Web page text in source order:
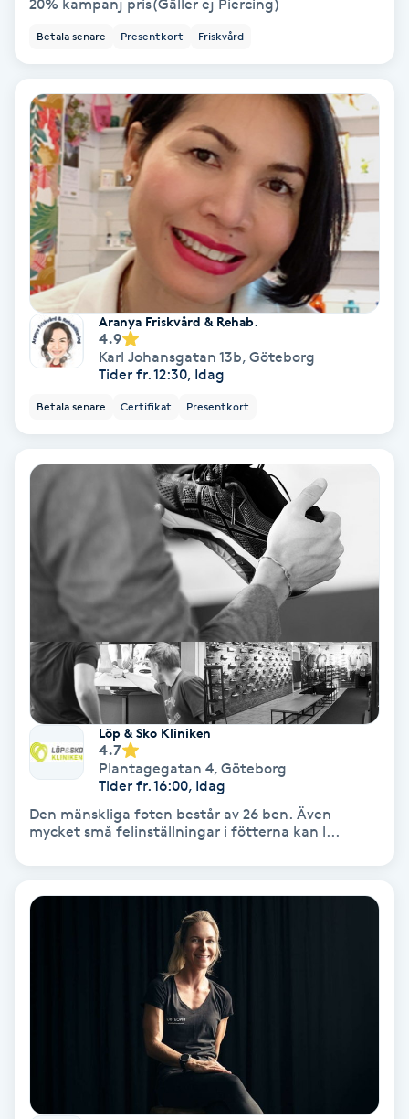
Regndroppsmassage
Reiki
Reikihealing
Reiki massage
Restorative Yoga
Rosacea
Rosenmetoden
Ryggmassage
Senioryoga
Shiatsu
Sjukgymnastik
Skalpmassage
Skinbooster
Skägg
Skönhet
20% kampanj pris(Gäller ej Piercing)
Betala senare Presentkort Friskvård
Aranya Friskvård & Rehab.
4.9
Karl Johansgatan 13b, Göteborg
Tider fr. 12:30, Idag
Betala senare Certifikat Presentkort
Löp & Sko Kliniken
4.7
Plantagegatan 4, Göteborg
Tider fr. 16:00, Idag
Den mänskliga foten består av 26 ben. Även
mycket små felinställningar i fötterna kan l...